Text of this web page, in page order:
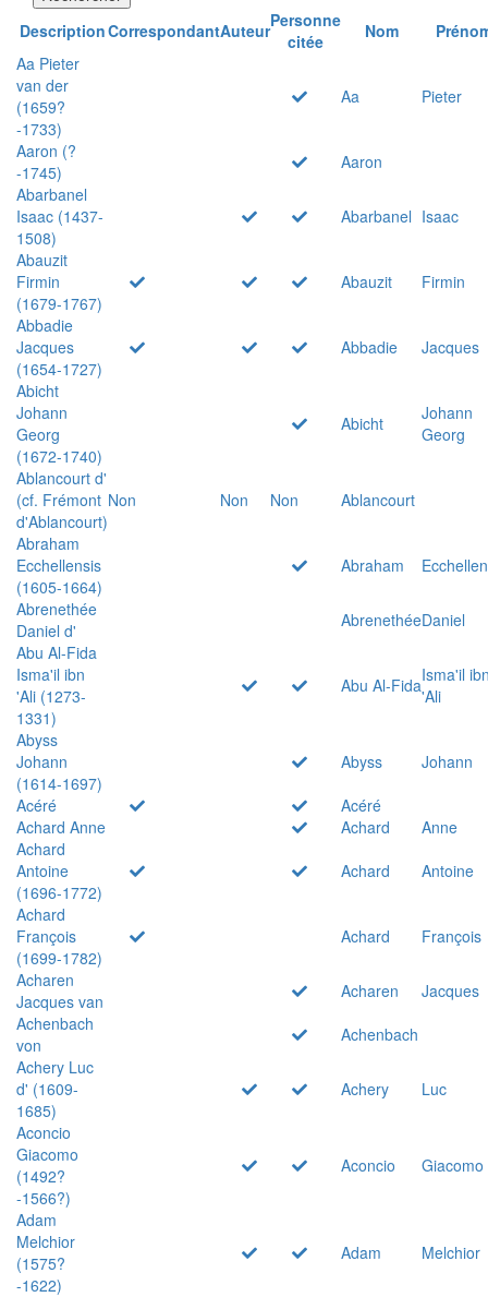
DescriptionCorrespondantAuteurPersonne
citée
Nom
Aa Pieter
van der
(1659?
-1733)
Aa Pieter
Aaron (?
-1745)
Aaron
Abarbanel
Isaac (1437-
1508)
Abarbanel Isaac
Abauzit
Firmin
(1679-1767)
Abauzit
Firmin
Abbadie
Jacques
(1654-1727)
Abbadie
Jacques
Abicht
Johann
Georg
(1672-1740)
Abicht
Johann
Georg
Ablancourt d'
(cf. Frémont
d'Ablancourt)
Non Non Non
Ablancourt
Abraham
Ecchellensis
(1605-1664)
Abraham
Abrenethée
Daniel d'
AbrenethéeDaniel
Abu Al-Fida
Isma'il ibn
'Ali (1273-
1331)
Abu Al-FidaIsma'il
'Ali
Abyss
Johann
(1614-1697)
Abyss
Johann
Acéré
Acéré
Achard Anne
Achard
Anne
Achard
Antoine
(1696-1772)
Achard
Antoine
Achard
François
(1699-1782)
Achard
François
Acharen
Jacques van
Acharen
Jacques
Achenbach
von
Achenbach
Achery Luc
d' (1609-
1685)
Achery
Luc
Aconcio
Giacomo
(1492?
-1566?)
Aconcio Giacomo
Adam
Melchior
(1575?
-1622)
Adam Melchior